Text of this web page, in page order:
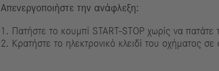
Απενεργοποιήστε την ανάφλεξη:
1. Πατήστε το κουμπί START-STOP χωρίς να
2. Κρατήστε το ηλεκτρονικό κλειδί του οχήματος